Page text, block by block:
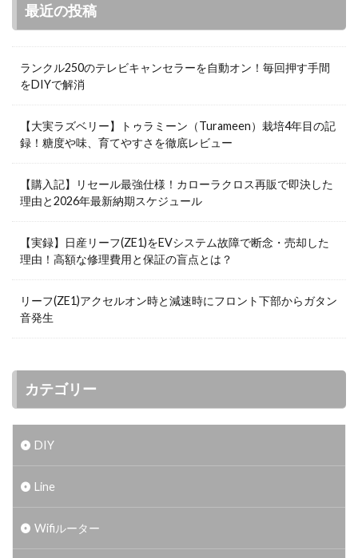
最近の投稿
ランクル250のテレビキャンセラーを自動オン！毎回押す手間
をDIYで解消
【大実ラズベリー】トゥラミーン（Turameen）栽培4年目の記
録！糖度や味、育てやすさを徹底レビュー
【購入記】リセール最強仕様！カローラクロス再販で即決した
理由と2026年最新納期スケジュール
【実録】日産リーフ(ZE1)をEVシステム故障で断念・売却した
理由！高額な修理費用と保証の盲点とは？
リーフ(ZE1)アクセルオン時と減速時にフロント下部からガタン
音発生
カテゴリー
DIY
Line
Wifiルーター